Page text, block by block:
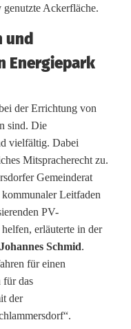
genutzte Ackerfläche.
und
Energiepark
der Errichtung von
sind. Die
vielfältig. Dabei
Mitspracherecht zu.
Gemeinderat
Leitfaden
PV-
erläuterte in der
Johannes Schmid.
für einen
für das
der